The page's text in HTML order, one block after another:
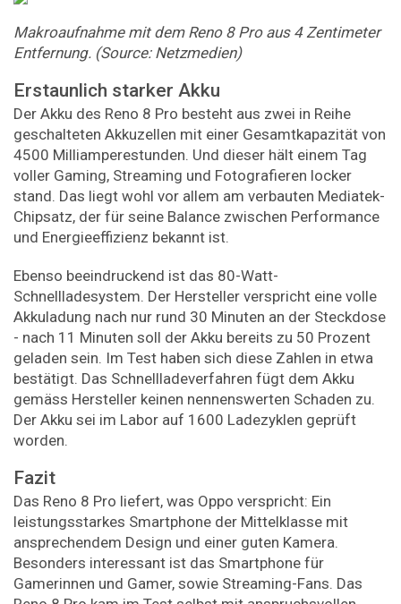
Makroaufnahme mit dem Reno 8 Pro aus 4 Zentimeter
Entfernung. (Source: Netzmedien)
Erstaunlich starker Akku
Der Akku des Reno 8 Pro besteht aus zwei in Reihe
geschalteten Akkuzellen mit einer Gesamtkapazität von
4500 Milliamperestunden. Und dieser hält einem Tag
voller Gaming, Streaming und Fotografieren locker
stand. Das liegt wohl vor allem am verbauten Mediatek-
Chipsatz, der für seine Balance zwischen Performance
und Energieeffizienz bekannt ist.
Ebenso beeindruckend ist das 80-Watt-
Schnellladesystem. Der Hersteller verspricht eine volle
Akkuladung nach nur rund 30 Minuten an der Steckdose
- nach 11 Minuten soll der Akku bereits zu 50 Prozent
geladen sein. Im Test haben sich diese Zahlen in etwa
bestätigt. Das Schnellladeverfahren fügt dem Akku
gemäss Hersteller keinen nennenswerten Schaden zu.
Der Akku sei im Labor auf 1600 Ladezyklen geprüft
worden.
Fazit
Das Reno 8 Pro liefert, was Oppo verspricht: Ein
leistungsstarkes Smartphone der Mittelklasse mit
ansprechendem Design und einer guten Kamera.
Besonders interessant ist das Smartphone für
Gamerinnen und Gamer, sowie Streaming-Fans. Das